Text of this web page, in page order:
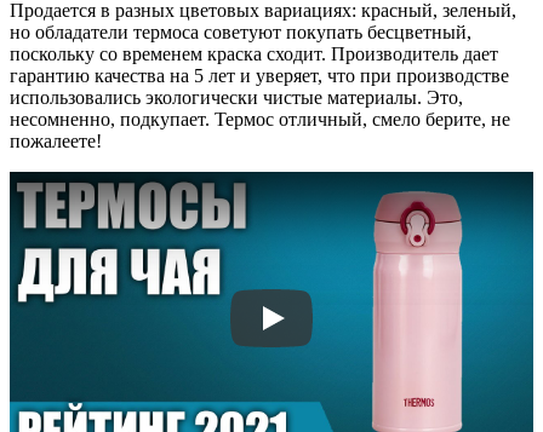
Продается в разных цветовых вариациях: красный, зеленый,
но обладатели термоса советуют покупать бесцветный,
поскольку со временем краска сходит. Производитель дает
гарантию качества на 5 лет и уверяет, что при производстве
использовались экологически чистые материалы. Это,
несомненно, подкупает. Термос отличный, смело берите, не
пожалеете!